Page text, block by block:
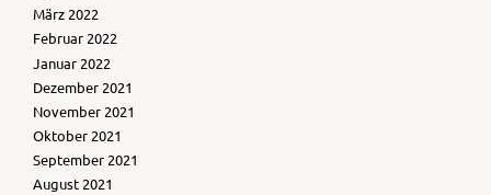
März 2022
Februar 2022
Januar 2022
Dezember 2021
November 2021
Oktober 2021
September 2021
August 2021